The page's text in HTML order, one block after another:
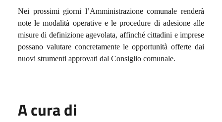
Nei prossimi giorni l’Amministrazione comunale renderà
note le modalità operative e le procedure di adesione alle
misure di definizione agevolata, affinché cittadini e imprese
possano valutare concretamente le opportunità offerte dai
nuovi strumenti approvati dal Consiglio comunale.
A cura di